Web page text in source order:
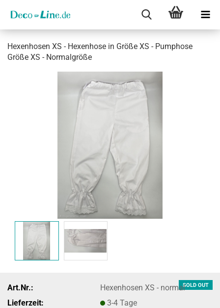
He­xen­ho­sen XS - He­xen­ho­se in Größe XS - Pum­pho­se
Größe XS - Nor­mal­grö­ße
SOLD OUT
Art.Nr.:
Hexenhosen XS - normal
Lieferzeit:
3-4 Tage